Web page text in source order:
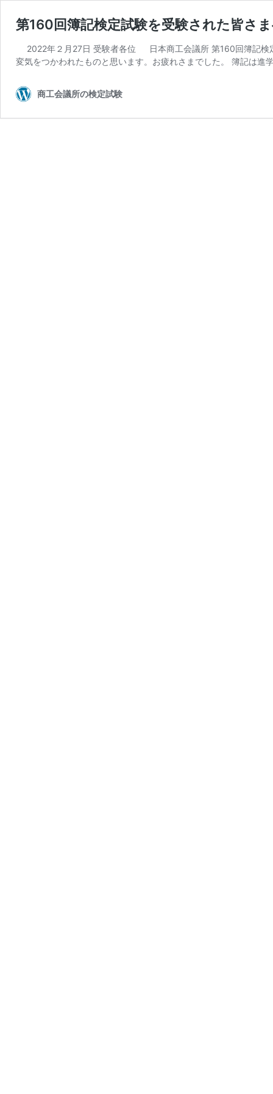
第160回簿記検定試験を受験された皆さ
2022年２月27日 受験者各位 日本商工会議所 第160回簿記検
変気をつかわれたものと思います。お疲れさまでした。 簿記は進
商工会議所の検定試験